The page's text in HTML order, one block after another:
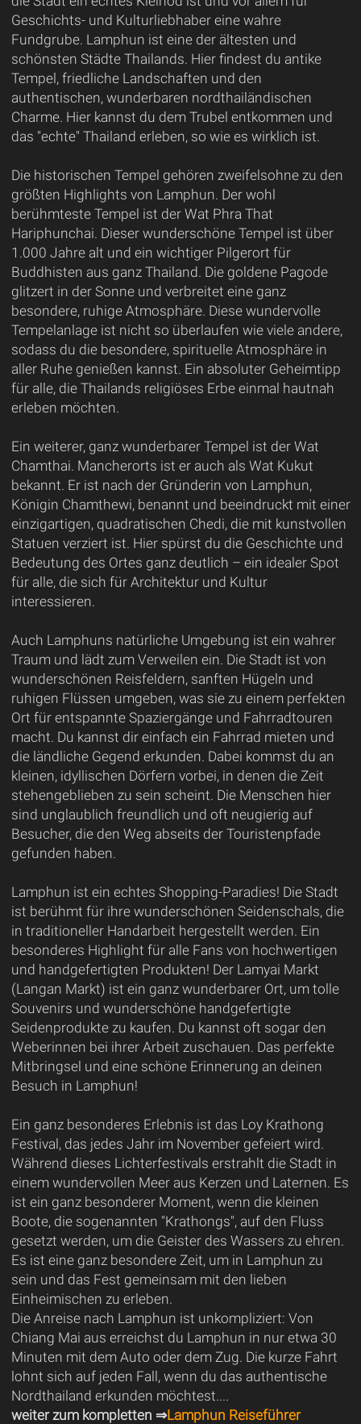
Geschichts- und Kulturliebhaber eine wahre
Fundgrube. Lamphun ist eine der ältesten und
schönsten Städte Thailands. Hier findest du antike
Tempel, friedliche Landschaften und den
authentischen, wunderbaren nordthailändischen
Charme. Hier kannst du dem Trubel entkommen und
das "echte" Thailand erleben, so wie es wirklich ist.
Die historischen Tempel gehören zweifelsohne zu den
größten Highlights von Lamphun. Der wohl
berühmteste Tempel ist der Wat Phra That
Hariphunchai. Dieser wunderschöne Tempel ist über
1.000 Jahre alt und ein wichtiger Pilgerort für
Buddhisten aus ganz Thailand. Die goldene Pagode
glitzert in der Sonne und verbreitet eine ganz
besondere, ruhige Atmosphäre. Diese wundervolle
Tempelanlage ist nicht so überlaufen wie viele andere,
sodass du die besondere, spirituelle Atmosphäre in
aller Ruhe genießen kannst. Ein absoluter Geheimtipp
für alle, die Thailands religiöses Erbe einmal hautnah
erleben möchten.
Ein weiterer, ganz wunderbarer Tempel ist der Wat
Chamthai. Mancherorts ist er auch als Wat Kukut
bekannt. Er ist nach der Gründerin von Lamphun,
Königin Chamthewi, benannt und beeindruckt mit einer
einzigartigen, quadratischen Chedi, die mit kunstvollen
Statuen verziert ist. Hier spürst du die Geschichte und
Bedeutung des Ortes ganz deutlich – ein idealer Spot
für alle, die sich für Architektur und Kultur
interessieren.
Auch Lamphuns natürliche Umgebung ist ein wahrer
Traum und lädt zum Verweilen ein. Die Stadt ist von
wunderschönen Reisfeldern, sanften Hügeln und
ruhigen Flüssen umgeben, was sie zu einem perfekten
Ort für entspannte Spaziergänge und Fahrradtouren
macht. Du kannst dir einfach ein Fahrrad mieten und
die ländliche Gegend erkunden. Dabei kommst du an
kleinen, idyllischen Dörfern vorbei, in denen die Zeit
stehengeblieben zu sein scheint. Die Menschen hier
sind unglaublich freundlich und oft neugierig auf
Besucher, die den Weg abseits der Touristenpfade
gefunden haben.
Lamphun ist ein echtes Shopping-Paradies! Die Stadt
ist berühmt für ihre wunderschönen Seidenschals, die
in traditioneller Handarbeit hergestellt werden. Ein
besonderes Highlight für alle Fans von hochwertigen
und handgefertigten Produkten! Der Lamyai Markt
(Langan Markt) ist ein ganz wunderbarer Ort, um tolle
Souvenirs und wunderschöne handgefertigte
Seidenprodukte zu kaufen. Du kannst oft sogar den
Weberinnen bei ihrer Arbeit zuschauen. Das perfekte
Mitbringsel und eine schöne Erinnerung an deinen
Besuch in Lamphun!
Ein ganz besonderes Erlebnis ist das Loy Krathong
Festival, das jedes Jahr im November gefeiert wird.
Während dieses Lichterfestivals erstrahlt die Stadt in
einem wundervollen Meer aus Kerzen und Laternen. Es
ist ein ganz besonderer Moment, wenn die kleinen
Boote, die sogenannten "Krathongs", auf den Fluss
gesetzt werden, um die Geister des Wassers zu ehren.
Es ist eine ganz besondere Zeit, um in Lamphun zu
sein und das Fest gemeinsam mit den lieben
Einheimischen zu erleben.
Die Anreise nach Lamphun ist unkompliziert: Von
Chiang Mai aus erreichst du Lamphun in nur etwa 30
Minuten mit dem Auto oder dem Zug. Die kurze Fahrt
lohnt sich auf jeden Fall, wenn du das authentische
Nordthailand erkunden möchtest....
weiter zum kompletten ⇒Lamphun Reiseführer